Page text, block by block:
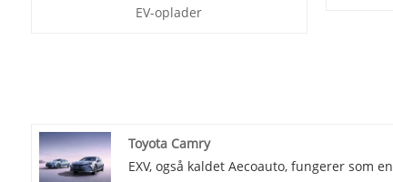
EV-oplader
Toyota Camry
EXV, også kaldet Aecoauto, fungerer som en